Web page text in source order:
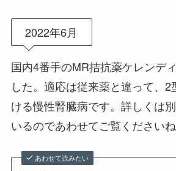
2022年6月
国内4番手のMR拮抗薬ケレンデ
した。適応は従来薬と違って、
ける慢性腎臓病です。詳しくは
いるのであわせてご覧くださいね
あわせて読みたい